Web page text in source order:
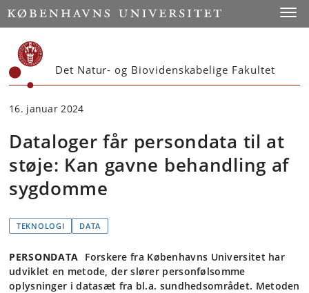
Start
Det Natur- og Biovidenskabelige Fakultet
16. januar 2024
Dataloger får persondata til at
støje: Kan gavne behandling af
sygdomme
TEKNOLOGI DATA
PERSONDATA Forskere fra Københavns Universitet har
udviklet en metode, der slører personfølsomme
oplysninger i datasæt fra bl.a. sundhedsområdet. Metoden